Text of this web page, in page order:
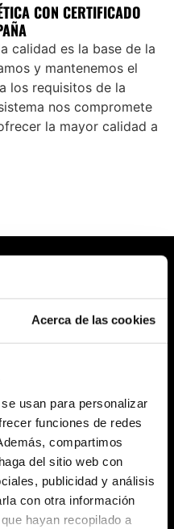
Acerca de las cookies
usan para personalizar
funciones de redes
compartimos
del sitio web con
publicidad y análisis
con otra información
hayan recopilado a
CON CERTIFICADO
calidad es la base de la
y mantenemos el
los requisitos de la
nos compromete
la mayor calidad a